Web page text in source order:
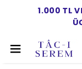
1.000 TL